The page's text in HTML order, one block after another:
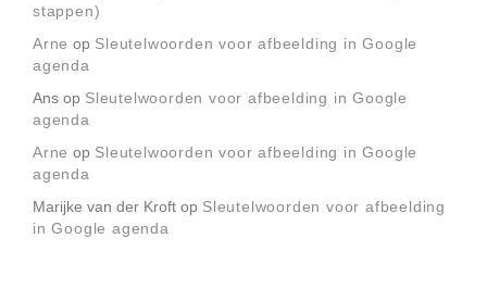
stappen)
Arne op Sleutelwoorden voor afbeelding in Google
agenda
Ans op Sleutelwoorden voor afbeelding in Google
agenda
Arne op Sleutelwoorden voor afbeelding in Google
agenda
Marijke van der Kroft op Sleutelwoorden voor afbeelding
in Google agenda